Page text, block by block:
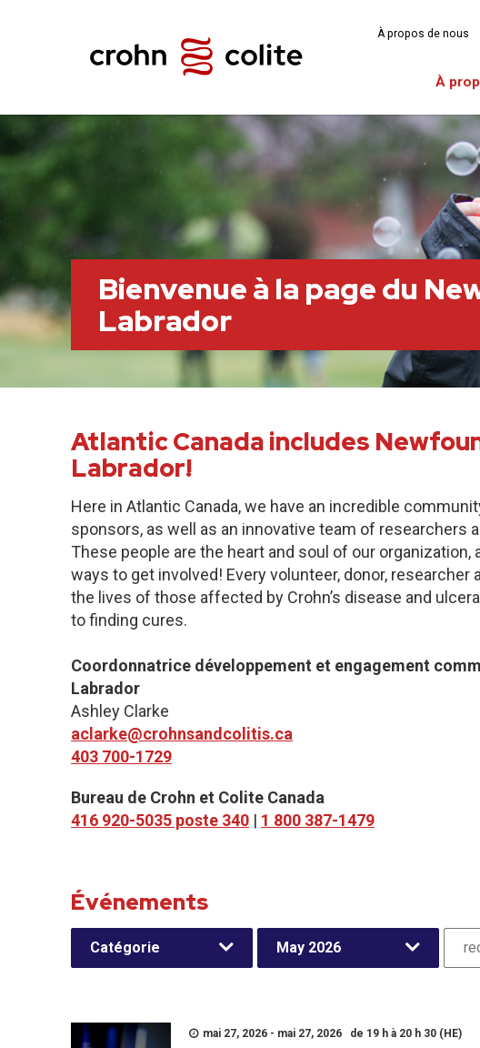
À
À propos de nous
Bienvenue à la page du
Labrador
Atlantic Canada includes
Labrador!
Here in Atlantic Canada, we have an incredible
sponsors, as well as an innovative team of researchers
These people are the heart and soul of our organization,
ways to get involved! Every volunteer, donor,
the lives of those affected by Crohn’s disease and
to finding cures.
Coordonnatrice développement et engagement
Labrador
Ashley Clarke
aclarke@crohnsandcolitis.ca
403 700-1729
Bureau de Crohn et Colite Canada
416 920-5035 poste 340 | 1 800 387-1479
Événements
Catégorie May 2026
mai 27, 2026 - mai 27, 2026 de 19 h à 20 h 30 (HE)